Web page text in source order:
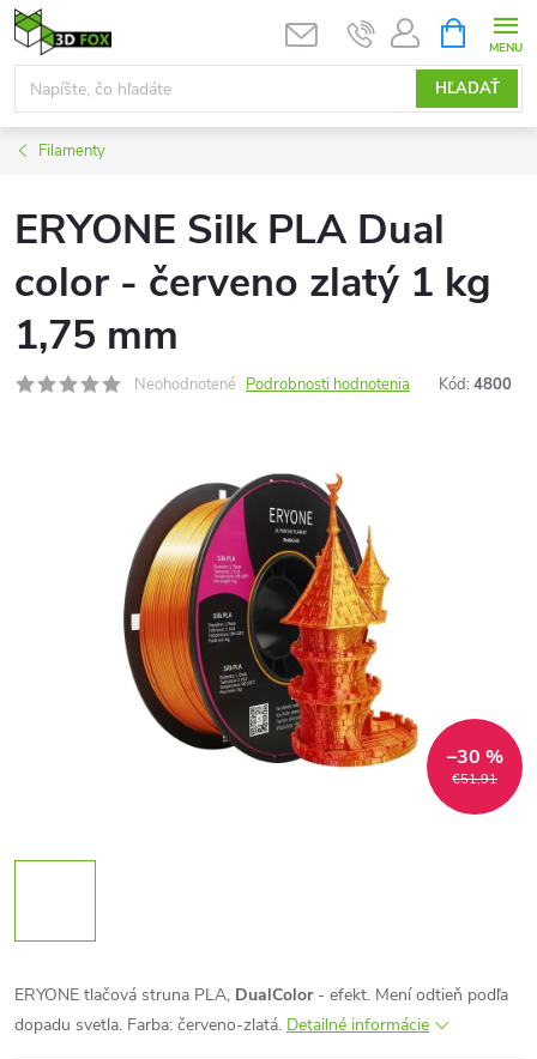
Prejsť
na
obsah
HĽADAŤ
KOŠÍK
Filamenty
ERYONE Silk PLA Dual
color - červeno zlatý 1 kg
1,75 mm
Neohodnotené Podrobnosti hodnotenia Kód: 4800
€51,91
–30 %
ERYONE tlačová struna PLA, DualColor- efekt. Mení odtieň podľa
dopadu svetla. Farba: červeno-zlatá. Detailné informácie